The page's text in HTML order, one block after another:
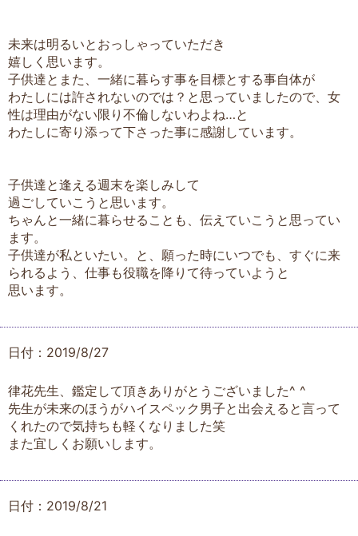
未来は明るいとおっしゃっていただき
嬉しく思います。
子供達とまた、一緒に暮らす事を目標とする事自体が
わたしには許されないのでは？と思っていましたので、女
性は理由がない限り不倫しないわよね…と
わたしに寄り添って下さった事に感謝しています。
子供達と逢える週末を楽しみして
過ごしていこうと思います。
ちゃんと一緒に暮らせることも、伝えていこうと思ってい
ます。
子供達が私といたい。と、願った時にいつでも、すぐに来
られるよう、仕事も役職を降りて待っていようと
思います。
日付：2019/8/27
律花先生、鑑定して頂きありがとうございました^ ^
先生が未来のほうがハイスペック男子と出会えると言って
くれたので気持ちも軽くなりました笑
また宜しくお願いします。
日付：2019/8/21